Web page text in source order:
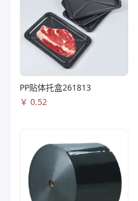
PP贴体托盒261813
￥ 0.52